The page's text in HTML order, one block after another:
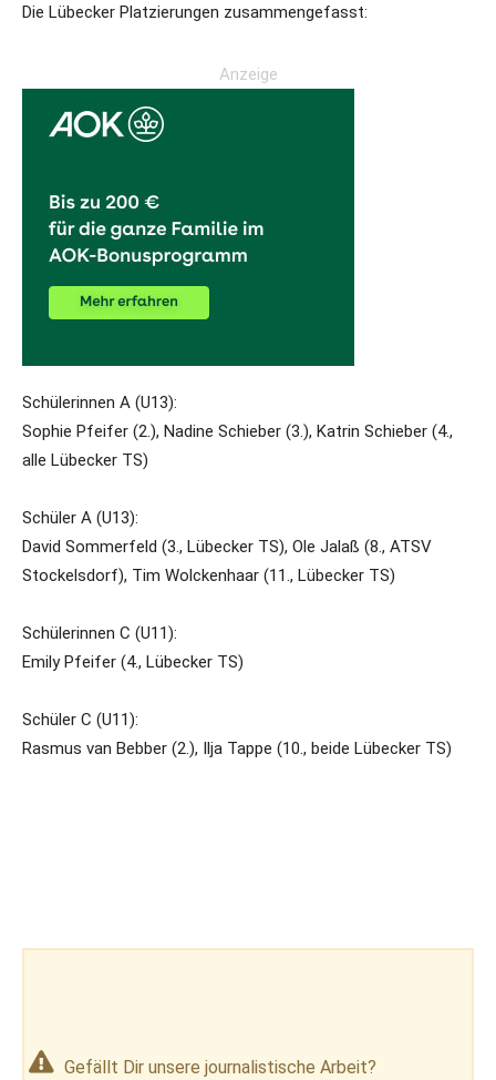
Die Lübecker Platzierungen zusammengefasst:
Anzeige
Schülerinnen A (U13):
Sophie Pfeifer (2.), Nadine Schieber (3.), Katrin Schieber (4.,
alle Lübecker TS)
Schüler A (U13):
David Sommerfeld (3., Lübecker TS), Ole Jalaß (8., ATSV
Stockelsdorf), Tim Wolckenhaar (11., Lübecker TS)
Schülerinnen C (U11):
Emily Pfeifer (4., Lübecker TS)
Schüler C (U11):
Rasmus van Bebber (2.), Ilja Tappe (10., beide Lübecker TS)
Gefällt Dir unsere journalistische Arbeit?